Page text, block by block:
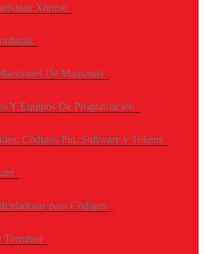
Xhorse
De Maquinas
Y Equipos De Programación
Códigos Pin, Software y Tokens
para Códigos
Terminal